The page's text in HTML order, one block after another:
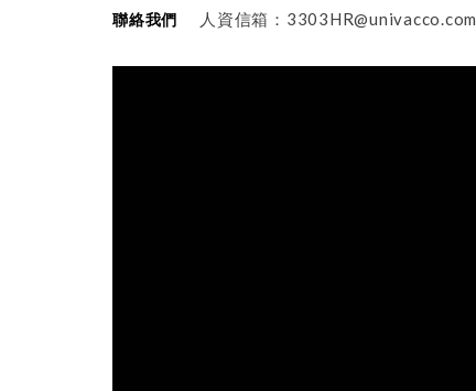
聯絡我們 人資信箱：3303HR@univacco.com